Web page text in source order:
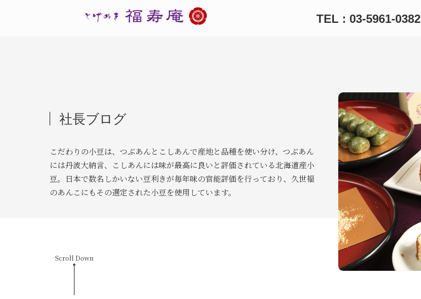
TEL : 03-5961-0382
社長ブログ
こだわりの小豆は、つぶあんとこしあんで産地と品種を使い分け、つぶあん
には丹波大納言、こしあんには味が最高に良いと評価されている北海道産小
豆。日本で数名しかいない豆利きが毎年味の官能評価を行っており、久世福
のあんこにもその選定された小豆を使用しています。
Scroll Down